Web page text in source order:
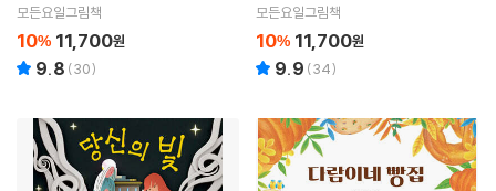
모든요일그림책
10% 11,700원
9.8 (30)
모든요일그림책
10% 11,700원
9.9 (34)